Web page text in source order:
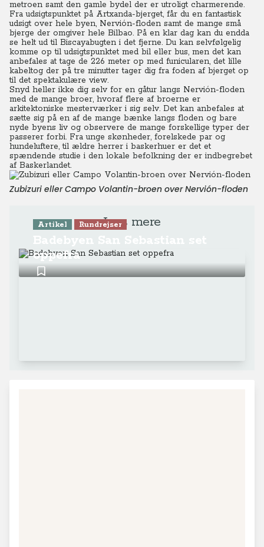
metroen samt den gamle bydel der er utroligt charmerende.
Fra udsigtspunktet på Artxanda-bjerget, får du en fantastisk
udsigt over hele byen, Nervión-floden samt de mange små
bjerge der omgiver hele Bilbao. På en klar dag kan du endda
se helt ud til Biscayabugten i det fjerne. Du kan selvfølgelig
komme op til udsigtspunktet med bil eller bus, men det kan
anbefales at tage de 226 meter op med funicularen, det lille
kabeltog der på tre minutter tager dig fra foden af bjerget op
til det spektakulære view.
Snyd heller ikke dig selv for en gåtur langs Nervión-floden
med de mange broer, hvoraf flere af broerne er
arkitektoniske mesterværker i sig selv. Det kan anbefales at
sætte sig på en af de mange bænke langs floden og bare
nyde byens liv og observere de mange forskellige typer der
passerer forbi. Fra unge skønheder, forelskede par og
hundeluftere, til ældre herrer i baskerhuer er det et
spændende studie i den lokale befolkning der er indbegrebet
af Baskerlandet.
Zubizuri eller Campo Volantin-broen over Nervión-floden
Læs mere
Artikel Rundrejser
oppefra